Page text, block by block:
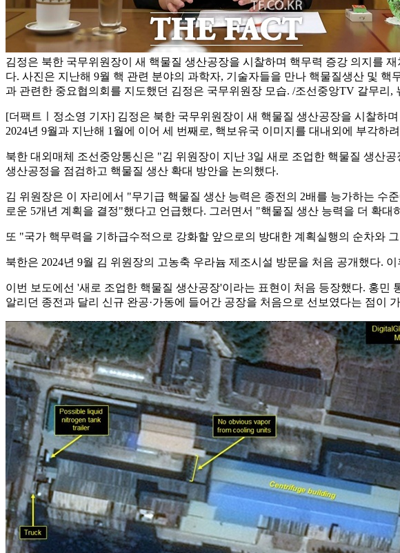
김정은 북한 국무위원장이 새 핵물질 생산공장을 시찰하며 핵무력 증강 의지를 재
다. 사진은 지난해 9월 핵 관련 분야의 과학자, 기술자들을 만나 핵물질생산 및 핵
과 관련한 중요협의회를 지도했던 김정은 국무위원장 모습. /조선중앙TV 갈무리,
[더팩트ㅣ정소영 기자] 김정은 북한 국무위원장이 새 핵물질 생산공장을 시찰하
2024년 9월과 지난해 1월에 이어 세 번째로, 핵보유국 이미지를 대내외에 부각하
북한 대외매체 조선중앙통신은 "김 위원장이 지난 3일 새로 조업한 핵물질 생산
생산공정을 점검하고 핵물질 생산 확대 방안을 논의했다.
김 위원장은 이 자리에서 "무기급 핵물질 생산 능력은 종전의 2배를 능가하는
로운 5개년 계획을 결정"했다고 언급했다. 그러면서 "핵물질 생산 능력을 더 확
또 "국가 핵무력을 기하급수적으로 강화할 앞으로의 방대한 계획실행의 순차와
북한은 2024년 9월 김 위원장의 고농축 우라늄 제조시설 방문을 처음 공개했다.
이번 보도에선 '새로 조업한 핵물질 생산공장'이라는 표현이 처음 등장했다. 홍
알리던 종전과 달리 신규 완공·가동에 들어간 공장을 처음으로 선보였다는 점이